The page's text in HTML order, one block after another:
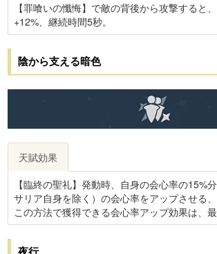
【罪喰いの懺悔】で敵の背後から攻撃すると
+12%、継続時間5秒。
陰から支える暗色
天賦効果
【臨終の聖礼】発動時、自身の会心率の15%
サリア自身を除く）の会心率をアップさせる、
この方法で獲得できる会心率アップ効果は、最